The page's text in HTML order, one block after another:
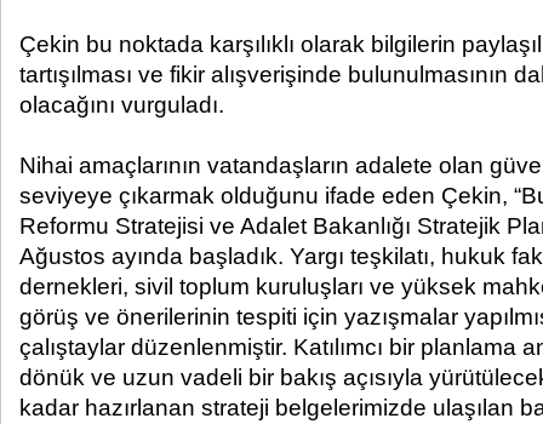
Çekin bu noktada karşılıklı olarak bilgilerin
tartışılması ve fikir alışverişinde bulunulmasının
olacağını vurguladı.
Nihai amaçlarının vatandaşların adalete olan
seviyeye çıkarmak olduğunu ifade eden Çekin,
Reformu Stratejisi ve Adalet Bakanlığı Stratejik
Ağustos ayında başladık. Yargı teşkilatı, hukuk
dernekleri, sivil toplum kuruluşları ve yüksek
görüş ve önerilerinin tespiti için yazışmalar
çalıştaylar düzenlenmiştir. Katılımcı bir planlama
dönük ve uzun vadeli bir bakış açısıyla
kadar hazırlanan strateji belgelerimizde ulaşılan